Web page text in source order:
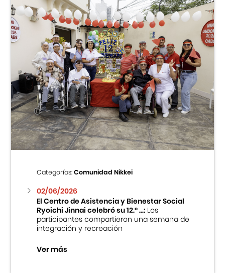
Categorías:Comunidad Nikkei
02/06/2026
El Centro de Asistencia y Bienestar Social
Ryoichi Jinnai celebró su 12.° ...:Los
participantes compartieron una semana de
integración y recreación
Ver más